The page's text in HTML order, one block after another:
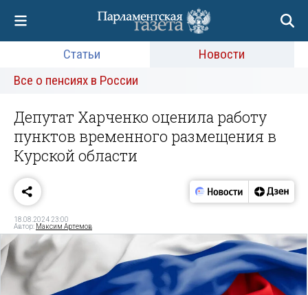
Статьи
Новости
Все о пенсиях в России
Депутат Харченко оценила работу
пунктов временного размещения в
Курской области
18.08.2024 23:00
Автор: Максим Артемов